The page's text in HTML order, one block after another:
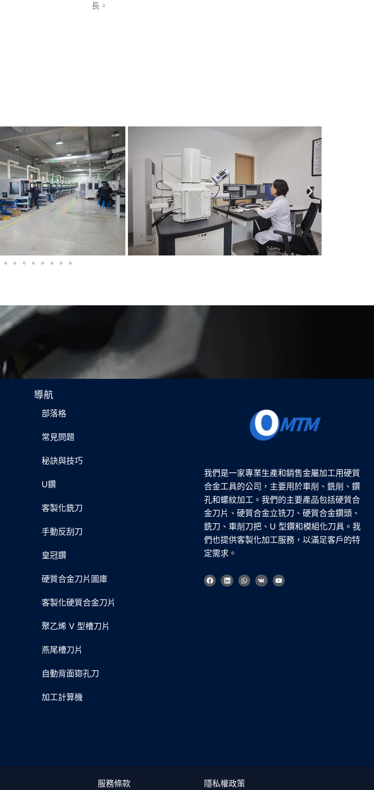
長。
我們是一家專業生產和銷售金屬加工用硬質
合金工具的公司，主要用於車削、銑削、鑽
孔和螺紋加工。我們的主要產品包括硬質合
金刀片、硬質合金立铣刀、硬質合金鑽頭、
銑刀、車削刀把、U 型鑽和模組化刀具。我
們也提供客製化加工服務，以滿足客戶的特
定需求。
臉
書
L
i
W
h
V
k
Y
o
導航
部落格
常見問題
秘訣與技巧
U鑽
客製化銑刀
手動反刮刀
皇冠鑽
硬質合金刀片圖庫
客製化硬質合金刀片
聚乙烯 V 型槽刀片
燕尾槽刀片
自動背面锪孔刀
加工計算機
服務條款 隱私權政策